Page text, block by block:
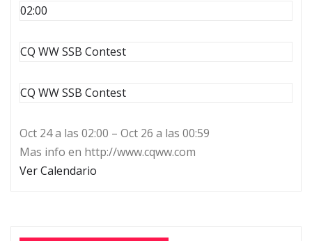
02:00
CQ WW SSB Contest
CQ WW SSB Contest
Oct 24 a las 02:00 – Oct 26 a las 00:59
Mas info en http://www.cqww.com
Ver Calendario